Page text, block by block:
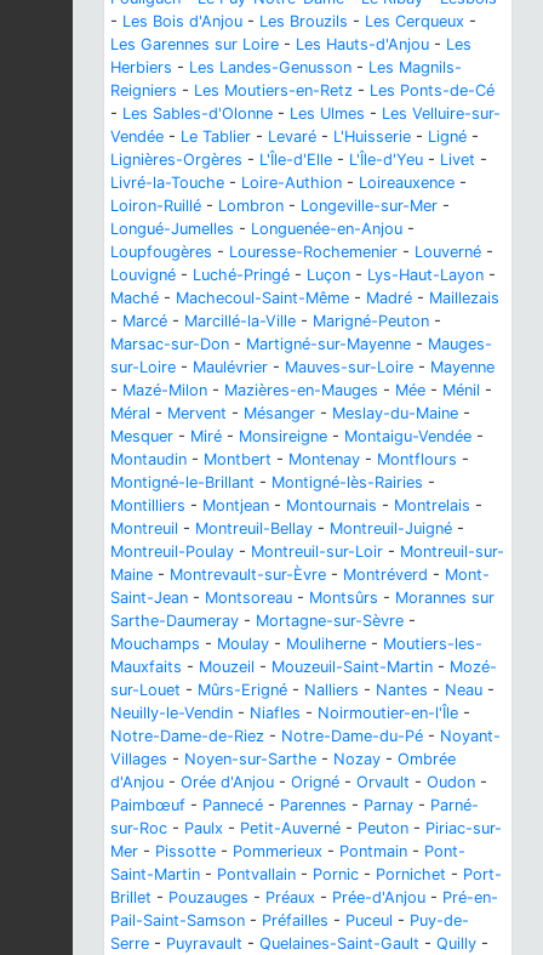
- Les Bois d'Anjou - Les Brouzils - Les Cerqueux -
Les Garennes sur Loire - Les Hauts-d'Anjou - Les
Herbiers - Les Landes-Genusson - Les Magnils-
Reigniers - Les Moutiers-en-Retz - Les Ponts-de-Cé
- Les Sables-d'Olonne - Les Ulmes - Les Velluire-sur-
Vendée - Le Tablier - Levaré - L'Huisserie - Ligné -
Lignières-Orgères - L'Île-d'Elle - L'Île-d'Yeu - Livet -
Livré-la-Touche - Loire-Authion - Loireauxence -
Loiron-Ruillé - Lombron - Longeville-sur-Mer -
Longué-Jumelles - Longuenée-en-Anjou -
Loupfougères - Louresse-Rochemenier - Louverné -
Louvigné - Luché-Pringé - Luçon - Lys-Haut-Layon -
Maché - Machecoul-Saint-Même - Madré - Maillezais
- Marcé - Marcillé-la-Ville - Marigné-Peuton -
Marsac-sur-Don - Martigné-sur-Mayenne - Mauges-
sur-Loire - Maulévrier - Mauves-sur-Loire - Mayenne
- Mazé-Milon - Mazières-en-Mauges - Mée - Ménil -
Méral - Mervent - Mésanger - Meslay-du-Maine -
Mesquer - Miré - Monsireigne - Montaigu-Vendée -
Montaudin - Montbert - Montenay - Montflours -
Montigné-le-Brillant - Montigné-lès-Rairies -
Montilliers - Montjean - Montournais - Montrelais -
Montreuil - Montreuil-Bellay - Montreuil-Juigné -
Montreuil-Poulay - Montreuil-sur-Loir - Montreuil-sur-
Maine - Montrevault-sur-Èvre - Montréverd - Mont-
Saint-Jean - Montsoreau - Montsûrs - Morannes sur
Sarthe-Daumeray - Mortagne-sur-Sèvre -
Mouchamps - Moulay - Mouliherne - Moutiers-les-
Mauxfaits - Mouzeil - Mouzeuil-Saint-Martin - Mozé-
sur-Louet - Mûrs-Erigné - Nalliers - Nantes - Neau -
Neuilly-le-Vendin - Niafles - Noirmoutier-en-l'Île -
Notre-Dame-de-Riez - Notre-Dame-du-Pé - Noyant-
Villages - Noyen-sur-Sarthe - Nozay - Ombrée
d'Anjou - Orée d'Anjou - Origné - Orvault - Oudon -
Paimbœuf - Pannecé - Parennes - Parnay - Parné-
sur-Roc - Paulx - Petit-Auverné - Peuton - Piriac-sur-
Mer - Pissotte - Pommerieux - Pontmain - Pont-
Saint-Martin - Pontvallain - Pornic - Pornichet - Port-
Brillet - Pouzauges - Préaux - Prée-d'Anjou - Pré-en-
Pail-Saint-Samson - Préfailles - Puceul - Puy-de-
Serre - Puyravault - Quelaines-Saint-Gault - Quilly -